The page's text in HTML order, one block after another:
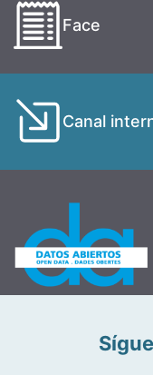
Face
Canal